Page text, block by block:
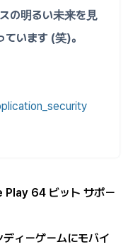
の明るい未来を見
います (笑)。
64 ビット サポー
ィーゲームにモバイ